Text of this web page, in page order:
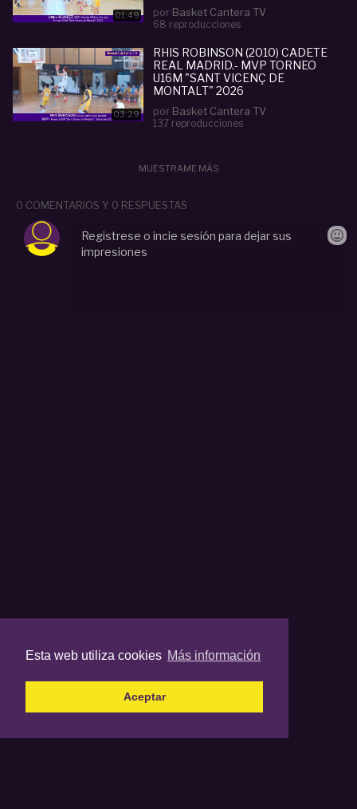
Esta web utiliza cookies Más información
Aceptar
01:49 por Basket Cantera TV
68 reproducciones
03:29
RHIS ROBINSON (2010) CADETE
REAL MADRID.- MVP TORNEO
U16M "SANT VICENÇ DE
MONTALT" 2026
por Basket Cantera TV
137 reproducciones
MUESTRAME MÁS
0 COMENTARIOS Y 0 RESPUESTAS